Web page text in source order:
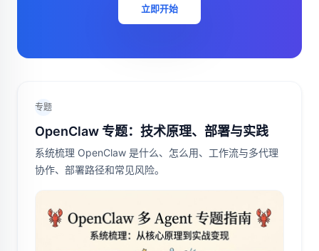
立即开始
专题
OpenClaw 专题：技术原理、部署与实践
系统梳理 OpenClaw 是什么、怎么用、工作流与多代理
协作、部署路径和常见风险。